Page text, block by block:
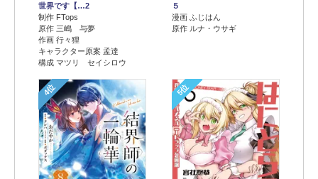
世界です【…2
制作 FTops
原作 三嶋 与夢
作画 行々狸
キャラクター原案 孟達
構成 マツリ セイシロウ
５
漫画 ふじはん
原作 ルナ・ウサギ
4位 5位